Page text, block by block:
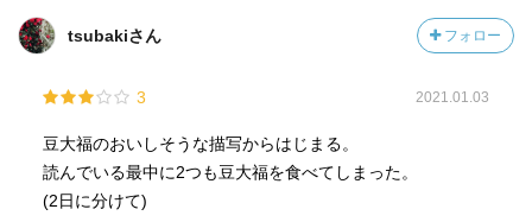
時）が描く30～40代の登場人物たちは、およそ当代の30
代、40代じゃない。老境に達しても、同年代の物語としな
い気概たるや、なかなか若々しいのだが、どうなんだろう
まぁ、それが片岡ワールドなんだろうな。
初出がメディアだった「豆大福と珈琲」「深煎りでコロ
tsubakiさん フォロー
3 2021.01.03
豆大福のおいしそうな描写からはじまる。
読んでいる最中に2つも豆大福を食べてしまった。
(2日に分けて)